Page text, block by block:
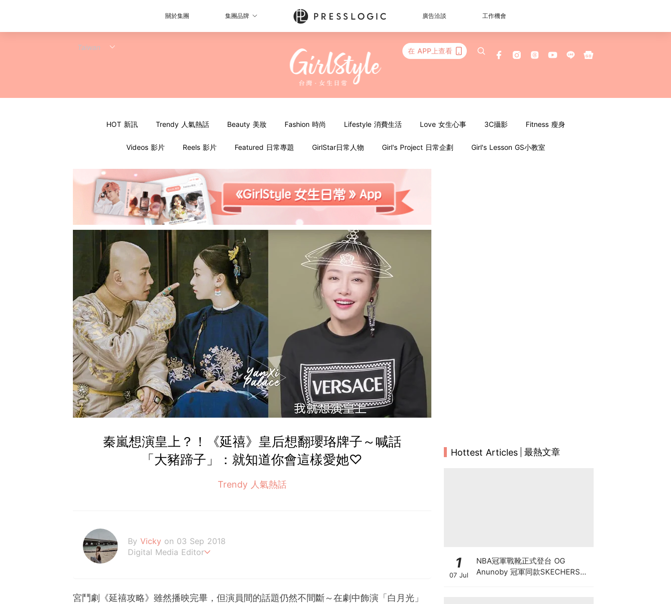
關於集團 集團品牌 廣告洽談 工作機會
在 APP上查看
HOT 新訊 Trendy 人氣熱話 Beauty 美妝 Fashion 時尚 Lifestyle 消費生活 Love 女生心事 3C攝影 Fitness 瘦身
Videos 影片 Reels 影片 Featured 日常專題 GirlStar日常人物 Girl's Project 日常企劃 Girl's Lesson GS小教室
秦嵐想演皇上？！《延禧》皇后想翻瓔珞牌子～喊話
「大豬蹄子」：就知道你會這樣愛她♡
Trendy 人氣熱話
By Vicky on 03 Sep 2018
Digital Media Editor
宮鬥劇《延禧攻略》雖然播映完畢，但演員間的話題仍然不間斷～在劇中飾演「白月光」
Hottest Articles 最熱文章
1
07 Jul
NBA冠軍戰靴正式登台 OG
Anunoby 冠軍同款SKECHERS